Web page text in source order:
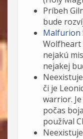
Príbeh
bude
Malfurion
Wolfheart
nejakú
nejakej
či je
warrior.
počas
používal